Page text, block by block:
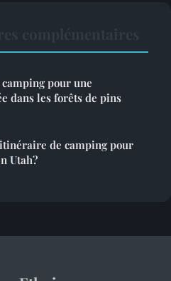
pour une
dans les forêts de pins
de camping pour
Utah?